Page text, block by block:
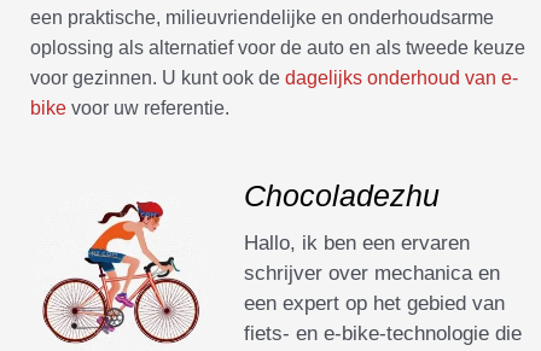
een praktische, milieuvriendelijke en onderhoudsarme
oplossing als alternatief voor de auto en als tweede keuze
voor gezinnen. U kunt ook de dagelijks onderhoud van e-
bike voor uw referentie.
Chocoladezhu
Hallo, ik ben een ervaren
schrijver over mechanica en
een expert op het gebied van
fiets- en e-bike-technologie die